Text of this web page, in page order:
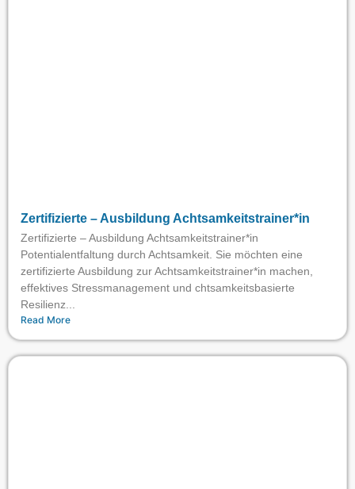
Zertifizierte – Ausbildung Achtsamkeitstrainer*in
Zertifizierte – Ausbildung Achtsamkeitstrainer*in
Potentialentfaltung durch Achtsamkeit. Sie möchten eine
zertifizierte Ausbildung zur Achtsamkeitstrainer*in machen,
effektives Stressmanagement und chtsamkeitsbasierte
Resilienz...
Read More